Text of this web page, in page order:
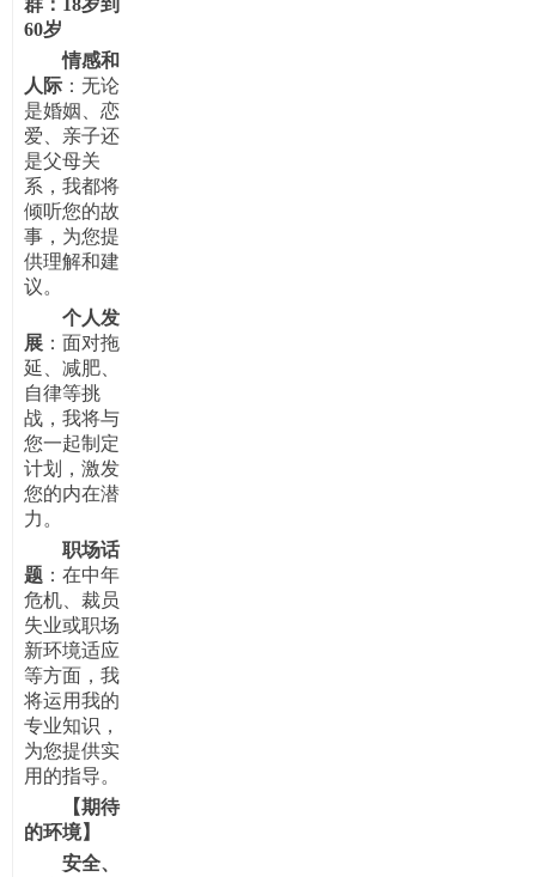
60岁
情感和
人际 ：无论
是婚姻、恋
爱、亲子还
是父母关
系，我都将
倾听您的故
事，为您提
供理解和建
议。
个人发
展 ：面对拖
延、减肥、
自律等挑
战，我将与
您一起制定
计划，激发
您的内在潜
力。
职场话
题 ：在中年
危机、裁员
失业或职场
新环境适应
等方面，我
将运用我的
专业知识，
为您提供实
用的指导。
【期待
的环境】
安全、